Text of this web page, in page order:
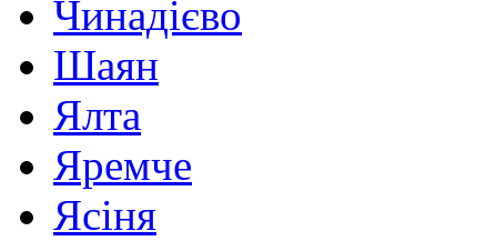
Чинадієво
Шаян
Ялта
Яремче
Ясіня